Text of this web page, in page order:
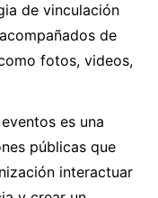
de vinculación
de
fotos, videos,
es una
públicas que
interactuar